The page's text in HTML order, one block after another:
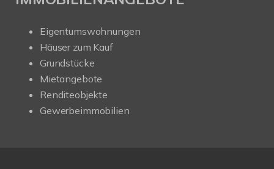
Eigentumswohnungen
Häuser zum Kauf
Grundstücke
Mietangebote
Renditeobjekte
Gewerbeimmobilien